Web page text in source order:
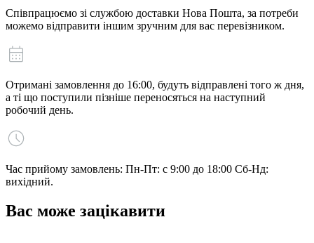
Співпрацюємо зі службою доставки Нова Пошта, за потреби
можемо відправити іншим зручним для вас перевізником.
Отримані замовлення до 16:00, будуть відправлені того ж дня,
а ті що поступили пізніше переносяться на наступний
робочий день.
Час прийому замовлень: Пн-Пт: с 9:00 до 18:00 Сб-Нд:
вихідний.
Вас може зацікавити